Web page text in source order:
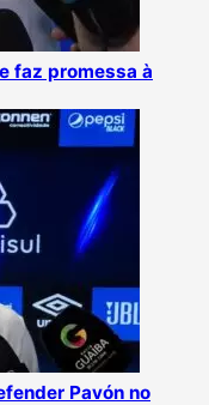
faz promessa à
Pavón no